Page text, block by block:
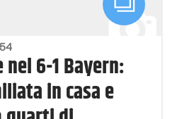
nel 6-1 Bayern:
in casa e